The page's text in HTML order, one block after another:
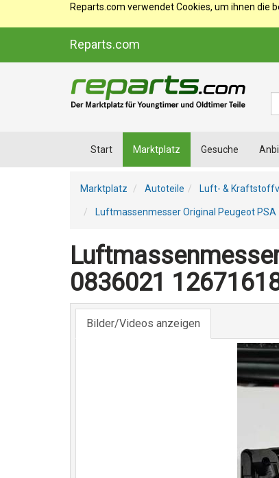
Reparts.com verwendet Cookies, um ihnen
Reparts.com
Start Marktplatz Gesuche
Marktplatz Autoteile Luft- &
Luftmassenmesser Original Peugeot
0836021
Bilder/Videos anzeigen